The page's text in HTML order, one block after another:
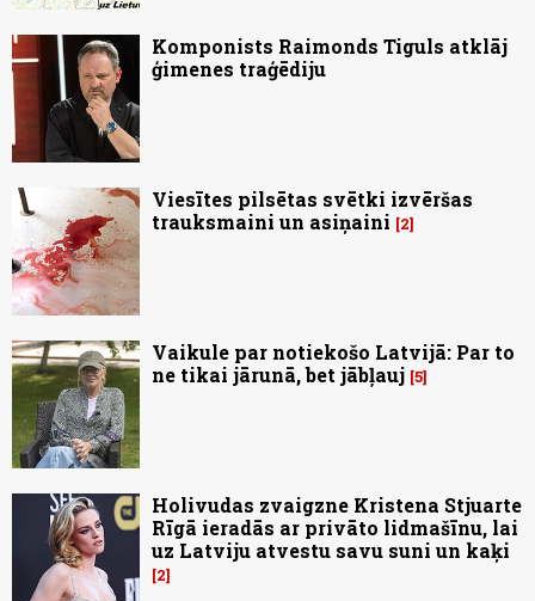
Komponists Raimonds Tiguls atklāj
ģimenes traģēdiju
Viesītes pilsētas svētki izvēršas
trauksmaini un asiņaini
2
Vaikule par notiekošo Latvijā: Par to
ne tikai jārunā, bet jābļauj 5
Holivudas zvaigzne Kristena Stjuarte
Rīgā ieradās ar privāto lidmašīnu, lai
uz Latviju atvestu savu suni un kaķi
2